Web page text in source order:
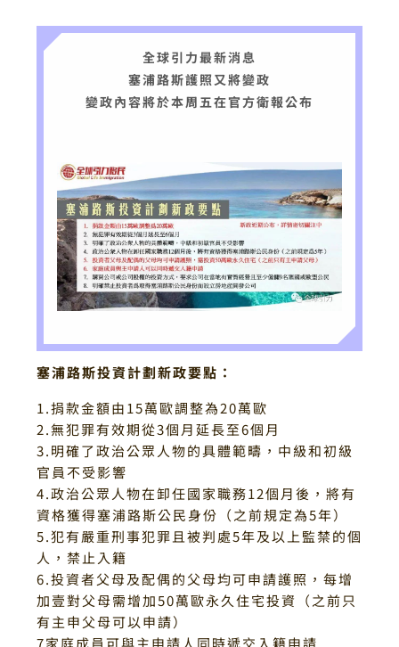
全球引力最新消息
塞浦路斯護照又將變政
變政內容將於本周五在官方衛報公布
塞浦路斯投資計劃新政要點：
1.捐款金額由15萬歐調整為20萬歐
2.無犯罪有效期從3個月延長至6個月
3.明確了政治公眾人物的具體範疇，中級和初級
官員不受影響
4.政治公眾人物在卸任國家職務12個月後，將有
資格獲得塞浦路斯公民身份（之前規定為5年）
5.犯有嚴重刑事犯罪且被判處5年及以上監禁的個
人，禁止入籍
6.投資者父母及配偶的父母均可申請護照，每增
加壹對父母需增加50萬歐永久住宅投資（之前只
有主申父母可以申請）
7家庭成員可與主申請人同時遞交入籍申請